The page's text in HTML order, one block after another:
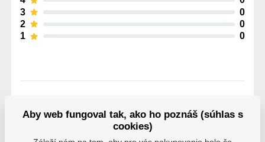
3
0
2
0
1
0
Parametre
Aby web fungoval tak, ako ho poznáš (súhlas s
cookies)